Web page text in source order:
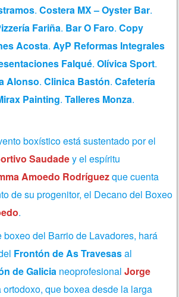
.Costera MX – Oyster Bar.
Fariña. Bar O Faro.Copy
Acosta.AyP Reformas Integrales
Falqué.Olívica Sport.
Alonso.Clinica Bastón.Cafetería
Painting.Talleres Monza.
boxístico está sustentado por el
Saudadey el espíritu
Amoedo Rodríguezque cuenta
de su progenitor, el Decano del Boxeo
.
del Barrio de Lavadores, hará
Frontón de As Travesasal
de Galicia neoprofesionalJorge
ortodoxo, que boxea desde la larga